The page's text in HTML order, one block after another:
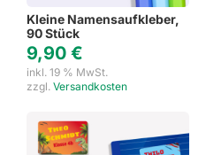
Kleine Namensaufkleber,
90 Stück
9,90 €
inkl. 19 % MwSt.
zzgl. Versandkosten